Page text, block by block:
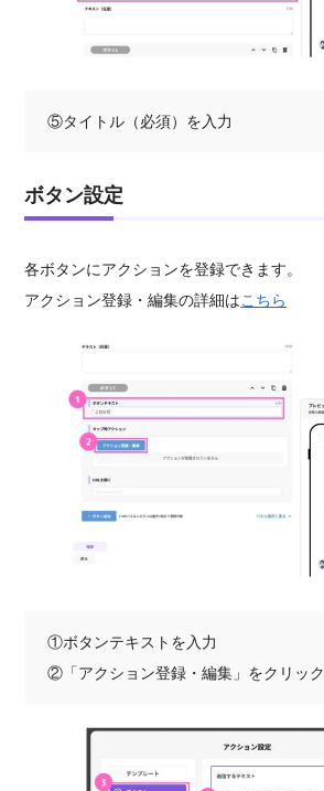
⑤タイトル（必須）を入力
ボタン設定
各ボタンにアクションを登録できます。
アクション登録・編集の詳細はこちら
①ボタンテキストを入力
②「アクション登録・編集」をクリック